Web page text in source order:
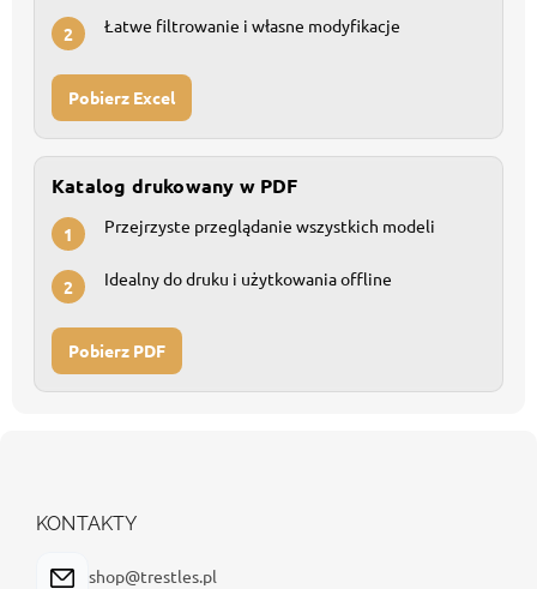
2 Łatwe filtrowanie i własne modyfikacje
Pobierz Excel
Katalog drukowany w PDF
1 Przejrzyste przeglądanie wszystkich modeli
2 Idealny do druku i użytkowania offline
Pobierz PDF
KONTAKTY
shop@trestles.pl